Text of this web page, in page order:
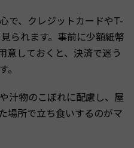
で、クレジットカードやT-
られます。事前に少額紙幣
意しておくと、決済で迷う
汁物のこぼれに配慮し、屋
場所で立ち食いするのがマ